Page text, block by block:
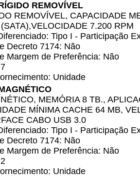
REMOVÍVEL
REMOVÍVEL, CAPACIDADE
7.200 RPM
Tipo I - Participação
Decreto 7174: Não
Margem de Preferência: Não
Unidade
MEMÓRIA 8 TB.,
MÍNIMA CACHE 64 MB,
CABO USB 3.0
Tipo I - Participação
Decreto 7174: Não
Margem de Preferência: Não
Unidade